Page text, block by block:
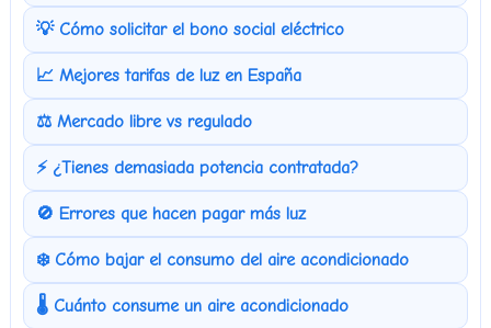
💡 Cómo solicitar el bono social eléctrico
📈 Mejores tarifas de luz en España
⚖️ Mercado libre vs regulado
⚡ ¿Tienes demasiada potencia contratada?
🚫 Errores que hacen pagar más luz
❄️ Cómo bajar el consumo del aire acondicionado
🌡️ Cuánto consume un aire acondicionado